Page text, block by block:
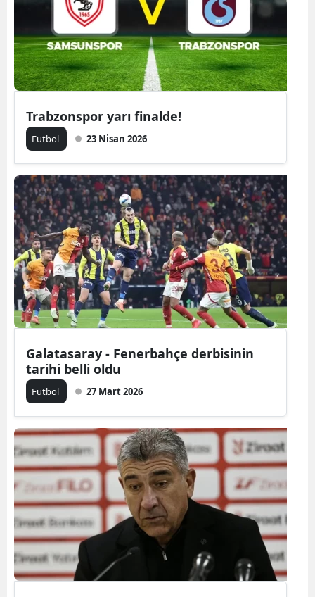
Trabzonspor yarı finalde!
Futbol 23 Nisan 2026
Galatasaray - Fenerbahçe derbisinin
tarihi belli oldu
Futbol 27 Mart 2026